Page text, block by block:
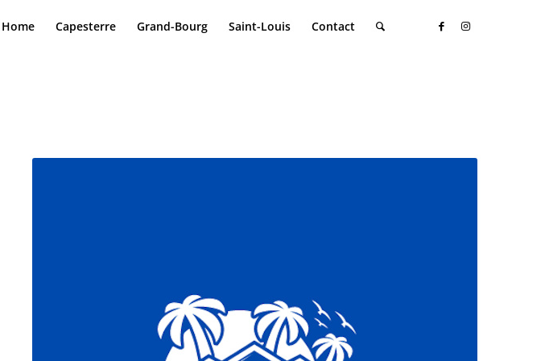
Home Capesterre Grand-Bourg Saint-Louis Contact